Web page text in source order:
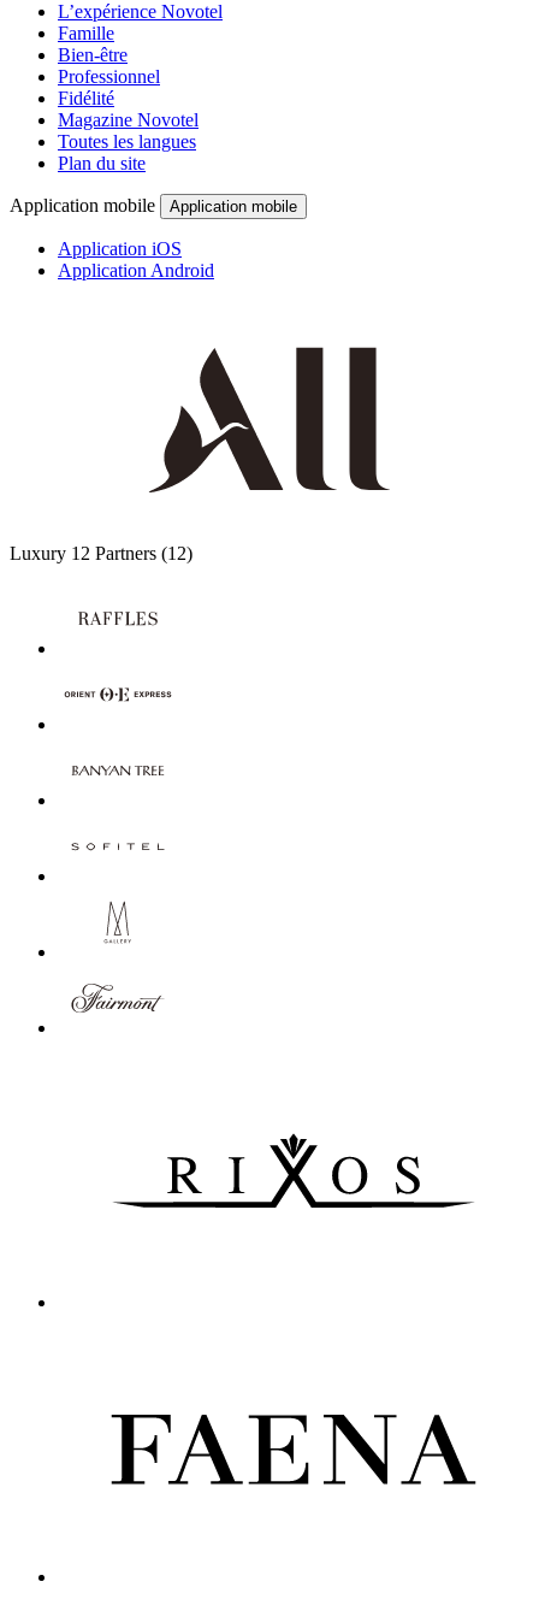
L’expérience Novotel
Famille
Bien-être
Professionnel
Fidélité
Magazine Novotel
Toutes les langues
Plan du site
Application mobile Application mobile
Application iOS
Application Android
Luxury 12 Partners (12)